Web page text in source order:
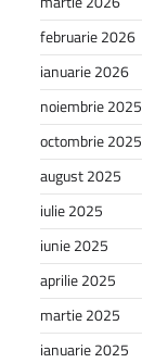
februarie 2026
ianuarie 2026
noiembrie 2025
octombrie 2025
august 2025
iulie 2025
iunie 2025
aprilie 2025
martie 2025
ianuarie 2025